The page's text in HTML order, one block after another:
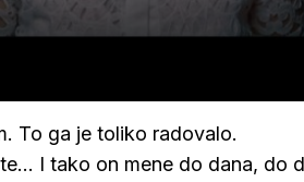
To ga je toliko radovalo.
I tako on mene do dana, do